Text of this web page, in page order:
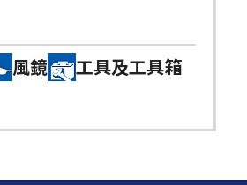
風鏡 工具及工具箱